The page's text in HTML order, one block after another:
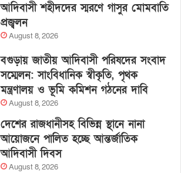
আদিবাসী শহীদদের স্মরণে গাসুর মোমবাতি
প্রজ্বলন
August 8, 2026
বগুড়ায় জাতীয় আদিবাসী পরিষদের সংবাদ
সম্মেলন: সাংবিধানিক স্বীকৃতি, পৃথক
মন্ত্রণালয় ও ভূমি কমিশন গঠনের দাবি
August 8, 2026
দেশের রাজধানীসহ বিভিন্ন স্থানে নানা
আয়োজনে পালিত হচ্ছে আন্তর্জাতিক
আদিবাসী দিবস
August 8, 2026